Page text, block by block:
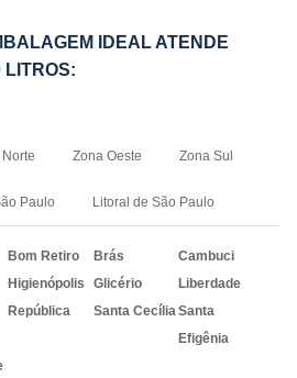
IDEAL ATENDE
LITROS:
Zona Oeste Zona Sul
Paulo Litoral de São Paulo
Bom Retiro Brás
Cambuci
Higienópolis Glicério
Liberdade
República Santa CecíliaSanta
Efigênia